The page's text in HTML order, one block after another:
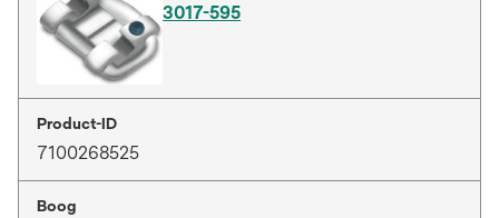
3017-595
Product-ID
7100268525
Boog